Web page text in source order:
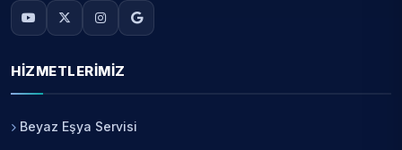
HIZMETLERIMIZ
Beyaz Eşya Servisi